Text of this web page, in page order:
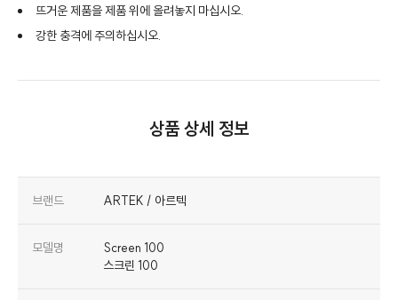
뜨거운 제품을 제품 위에 올려놓지 마십시오.
강한 충격에 주의하십시오.
상품 상세 정보
브랜드 ARTEK / 아르텍
모델명
Screen 100
스크린 100